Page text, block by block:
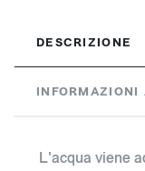
DESCRIZIONE
INFORMAZIONI
L'acqua viene